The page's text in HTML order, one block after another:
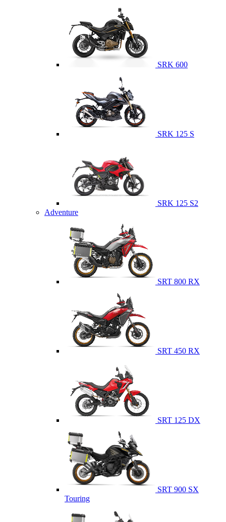
SRK 600
SRK 125 S
SRK 125 S2
Adventure
SRT 800 RX
SRT 450 RX
SRT 125 DX
SRT 900 SX
Touring